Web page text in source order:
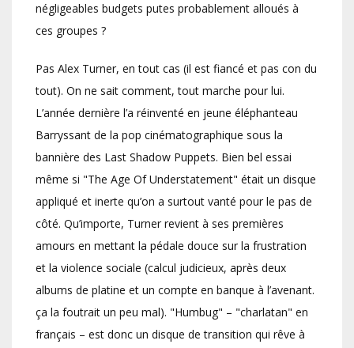
négligeables budgets putes probablement alloués à
ces groupes ?
Pas Alex Turner, en tout cas (il est fiancé et pas con du
tout). On ne sait comment, tout marche pour lui.
L’année dernière l’a réinventé en jeune éléphanteau
Barryssant de la pop cinématographique sous la
bannière des Last Shadow Puppets. Bien bel essai
même si "The Age Of Understatement" était un disque
appliqué et inerte qu’on a surtout vanté pour le pas de
côté. Qu’importe, Turner revient à ses premières
amours en mettant la pédale douce sur la frustration
et la violence sociale (calcul judicieux, après deux
albums de platine et un compte en banque à l’avenant.
ça la foutrait un peu mal). "Humbug" – "charlatan" en
français – est donc un disque de transition qui rêve à